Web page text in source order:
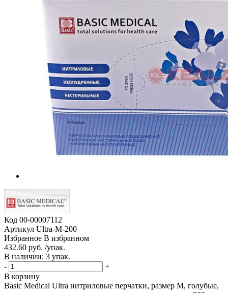
Код 00-00007112
Артикул Ultra-M-200
Избранное В избранном
432.60 руб. /упак.
В наличии: 3 упак.
-
+
В корзину
Basic Medical Ultra нитриловые перчатки, размер M, голубые,